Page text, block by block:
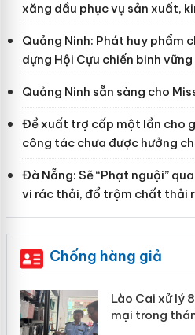
xăng dầu phục vụ sản xuất,
Quảng Ninh: Phát huy phẩm
dựng Hội Cựu chiến binh
Quảng Ninh sẵn sàng cho
Đề xuất trợ cấp một lần cho
công tác chưa được hưởng
Đà Nẵng: Sẽ “Phạt nguội”
vi rác thải, đổ trộm chất thải
Chống hàng giả
Lào Cai xử lý
mại trong